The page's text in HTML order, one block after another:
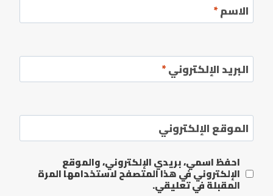
الاسم*
البريد الإلكتروني*
الموقع الإلكتروني
احفظ اسمي، بريدي الإلكتروني، والموقع
الإلكتروني في هذا المتصفح لاستخدامها المرة
المقبلة في تعليقي.